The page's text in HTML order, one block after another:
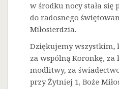
w środku nocy stała się
do radosnego
Miłosierdzia.
Dziękujemy wszystkim,
za wspólną Koronkę, za
modlitwy, za
przy Żytniej 1, Boże